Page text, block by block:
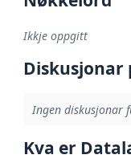
Ikkje oppgitt
Diskusjonar
Ingen diskusjonar
Kva er